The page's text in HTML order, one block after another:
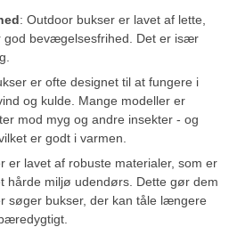
: Outdoor bukser er lavet af lette,
god bevægelsesfrihed. Det er især
er ofte designet til at fungere i
og kulde. Mange modeller er
mod myg og andre insekter - og
er godt i varmen.
er lavet af robuste materialer, som er
hårde miljø udendørs. Dette gør dem
søger bukser, der kan tåle længere